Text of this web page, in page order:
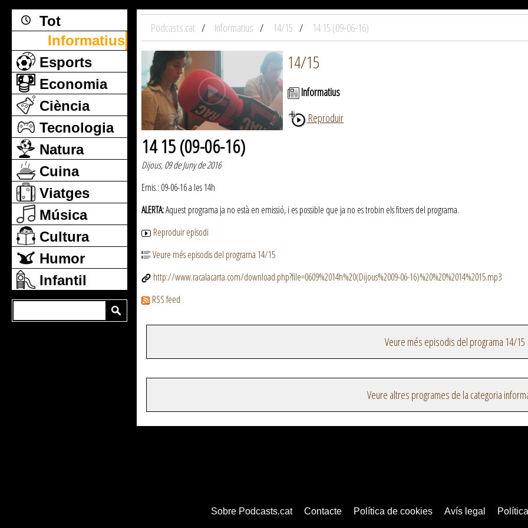
Tot
Informatius
Esports
Economia
Ciència
Tecnologia
Natura
Cuina
Viatges
Música
Cultura
Humor
Infantil
Podcasts.cat Informatius 14/15 14 15 (09-06-16)
14/15
Informatius
Reproduir
14 15 (09-06-16)
Dijous, 09 de Juny de 2016
Emis.: 09-06-16 a les 14h
ALERTA:Aquest programa ja no està en emissió, i es possible que ja no es trobin els fitxers del programa.
Reproduir episodi
Veure més episodis del programa 14/15
http://www.racalacarta.com/download.php?file=0609%2014h%20(Dijous%2009-06-16)%20%20%2014%2015.mp3
RSS feed
Veure més episodis del programa 14/15
Veure altres programes de la categoria
Sobre Podcasts.cat Contacte Política de cookies Avís legal